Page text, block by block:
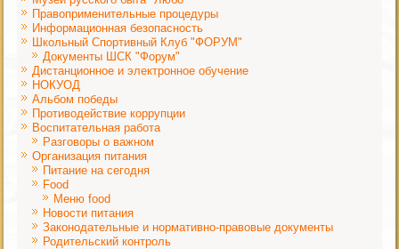
Правоприменительные процедуры
Информационная безопасность
Школьный Спортивный Клуб "ФОРУМ"
Документы ШСК "Форум"
Дистанционное и электронное обучение
НОКУОД
Альбом победы
Противодействие коррупции
Воспитательная работа
Разговоры о важном
Организация питания
Питание на сегодня
Food
Меню food
Новости питания
Законодательные и нормативно-правовые документы
Родительский контроль